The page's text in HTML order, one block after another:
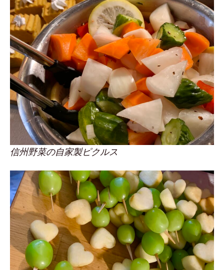
信州野菜の自家製ピクルス